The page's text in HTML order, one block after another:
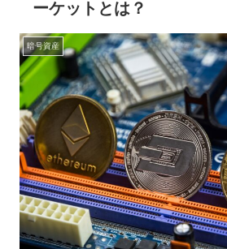
ーケットとは？
暗号資産